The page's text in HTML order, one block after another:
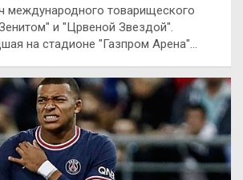
международного товарищеского
и "Црвеной Звездой".
на стадионе "Газпром Арена"…